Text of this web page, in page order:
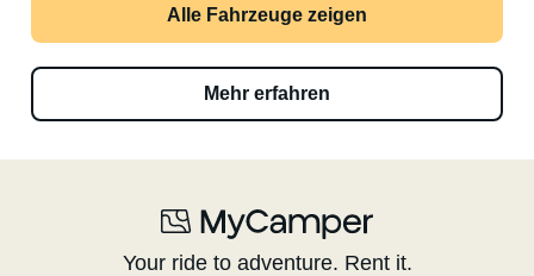
Alle Fahrzeuge zeigen
Mehr erfahren
Your ride to adventure. Rent it.